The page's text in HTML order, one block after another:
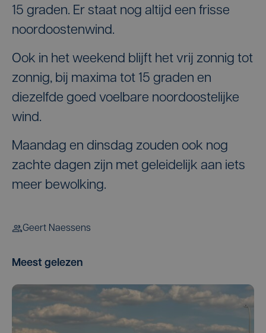
15 graden. Er staat nog altijd een frisse
noordoostenwind.
Ook in het weekend blijft het vrij zonnig tot
zonnig, bij maxima tot 15 graden en
diezelfde goed voelbare noordoostelijke
wind.
Maandag en dinsdag zouden ook nog
zachte dagen zijn met geleidelijk aan iets
meer bewolking.
Geert Naessens
Meest gelezen